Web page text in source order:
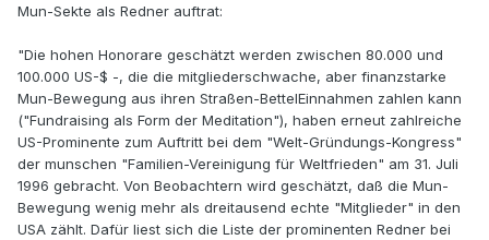
Mun-Sekte als Redner auftrat:
"Die hohen Honorare geschätzt werden zwischen 80.000 und
100.000 US-$ -, die die mitgliederschwache, aber finanzstarke
Mun-Bewegung aus ihren Straßen-BettelEinnahmen zahlen kann
("Fundraising als Form der Meditation"), haben erneut zahlreiche
US-Prominente zum Auftritt bei dem "Welt-Gründungs-Kongress"
der munschen "Familien-Vereinigung für Weltfrieden" am 31. Juli
1996 gebracht. Von Beobachtern wird geschätzt, daß die Mun-
Bewegung wenig mehr als dreitausend echte "Mitglieder" in den
USA zählt. Dafür liest sich die Liste der prominenten Redner bei